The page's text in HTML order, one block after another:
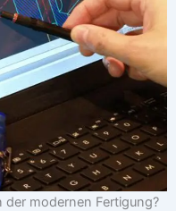
der modernen Fertigung?